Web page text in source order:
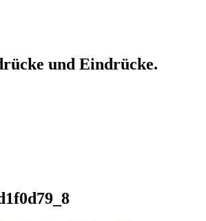
und Eindrücke.